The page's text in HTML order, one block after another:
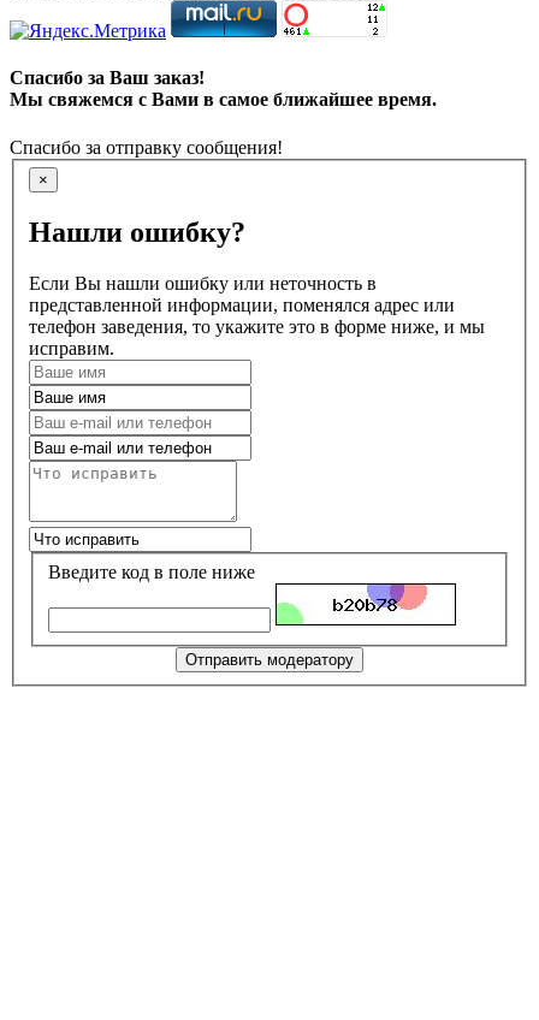
Спасибо за Ваш заказ!
Мы свяжемся с Вами в самое ближайшее время.
Спасибо за отправку сообщения!
×
Нашли ошибку?
Если Вы нашли ошибку или неточность в
представленной информации, поменялся адрес или
телефон заведения, то укажите это в форме ниже, и мы
исправим.
Введите код в поле ниже
Отправить модератору